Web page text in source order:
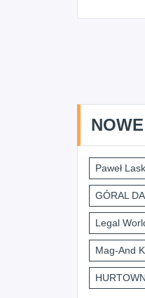
Paweł
GÓRAL
Legal
Mag-And